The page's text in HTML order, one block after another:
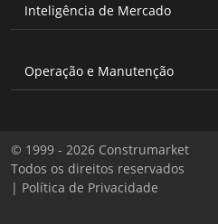
Inteligência de Mercado
Operação e Manutenção
© 1999 - 2026 Construmarket
Todos os direitos reservados
| Política de Privacidade